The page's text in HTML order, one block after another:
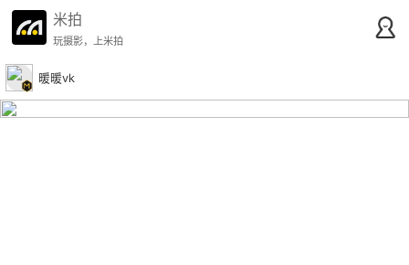
米拍
玩摄影，上米拍
暖暖vk